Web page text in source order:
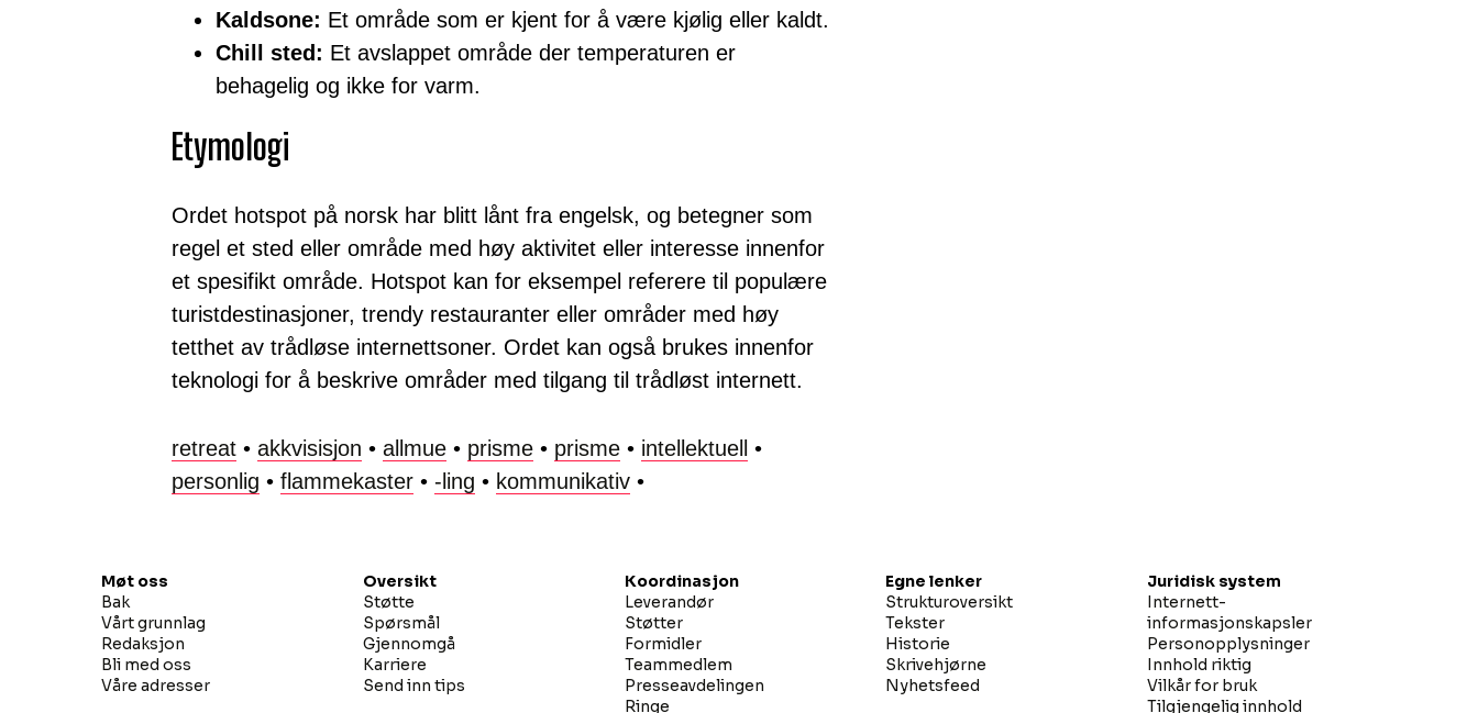
Kaldsone: Et område som er kjent for å være kjølig eller kaldt.
Chill sted: Et avslappet område der temperaturen er
behagelig og ikke for varm.
Etymologi
Ordet hotspot på norsk har blitt lånt fra engelsk, og betegner som
regel et sted eller område med høy aktivitet eller interesse innenfor
et spesifikt område. Hotspot kan for eksempel referere til populære
turistdestinasjoner, trendy restauranter eller områder med høy
tetthet av trådløse internettsoner. Ordet kan også brukes innenfor
teknologi for å beskrive områder med tilgang til trådløst internett.
retreat • akkvisisjon • allmue • prisme • prisme • intellektuell
•
personlig • flammekaster • -ling • kommunikativ •
Møt oss
Bak
Vårt grunnlag
Redaksjon
Bli med oss
Våre adresser
Oversikt
Støtte
Spørsmål
Gjennomgå
Karriere
Send inn tips
Koordinasjon
Leverandør
Støtter
Formidler
Teammedlem
Presseavdelingen
Ringe
Egne lenker
Strukturoversikt
Tekster
Historie
Skrivehjørne
Nyhetsfeed
Juridisk system
Internett-
informasjonskapsler
Personopplysninger
Innhold riktig
Vilkår for bruk
Tilgjengelig innhold